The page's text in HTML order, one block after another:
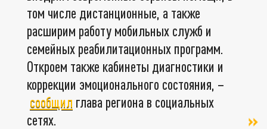
том числе дистанционные, а также
расширим работу мобильных служб и
семейных реабилитационных программ.
Откроем также кабинеты диагностики и
коррекции эмоционального состояния, –
сообщил глава региона в социальных
сетях.